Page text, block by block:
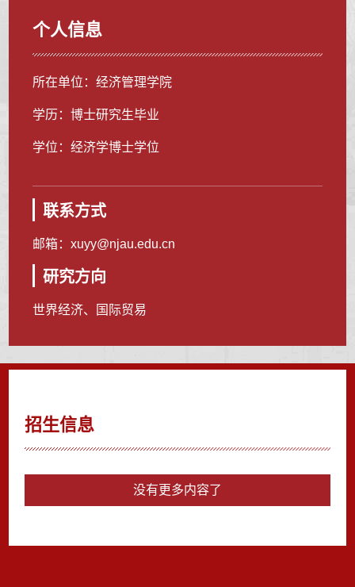
个人信息
所在单位：经济管理学院
学历：博士研究生毕业
学位：经济学博士学位
联系方式
邮箱：xuyy@njau.edu.cn
研究方向
世界经济、国际贸易
招生信息
没有更多内容了